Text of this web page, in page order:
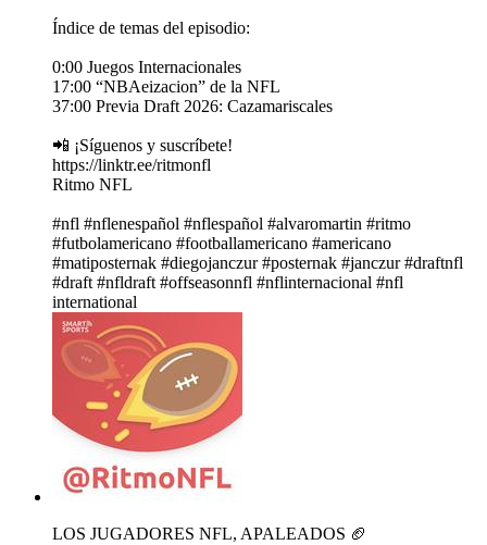
Índice de temas del episodio:
0:00 Juegos Internacionales
17:00 “NBAeizacion” de la NFL
37:00 Previa Draft 2026: Cazamariscales
📲 ¡Síguenos y suscríbete!
https://linktr.ee/ritmonfl
Ritmo NFL
#nfl #nflenespañol #nflespañol #alvaromartin #ritmo
#futbolamericano #footballamericano #americano
#matiposternak #diegojanczur #posternak #janczur #draftnfl
#draft #nfldraft #offseasonnfl #nflinternacional #nfl
international
LOS JUGADORES NFL, APALEADOS 🏈